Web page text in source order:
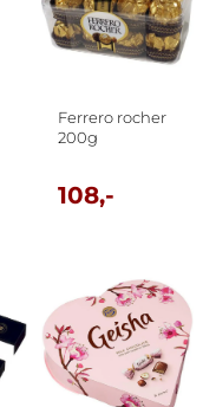
Ferrero rocher
200g
108,-